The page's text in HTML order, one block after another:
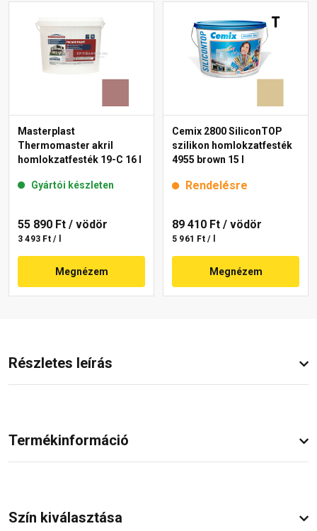
Masterplast
Thermomaster akril
homlokzatfesték 19-C 16 l
Gyártói készleten
55 890 Ft / vödör
3 493 Ft / l
Megnézem
Cemix 2800 SiliconTOP
szilikon homlokzatfesték
4955 brown 15 l
Rendelésre
89 410 Ft / vödör
5 961 Ft / l
Megnézem
Részletes leírás
Termékinformáció
Szín kiválasztása